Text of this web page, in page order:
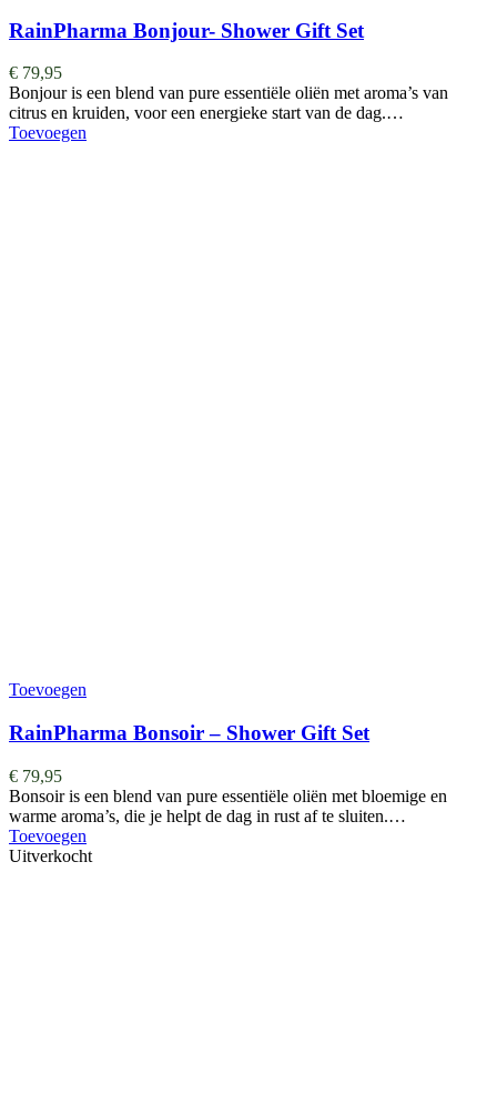
RainPharma Bonjour- Shower Gift Set
€ 79,95
Bonjour is een blend van pure essentiële oliën met aroma’s van
citrus en kruiden, voor een energieke start van de dag.…
Toevoegen
Toevoegen
RainPharma Bonsoir – Shower Gift Set
€ 79,95
Bonsoir is een blend van pure essentiële oliën met bloemige en
warme aroma’s, die je helpt de dag in rust af te sluiten.…
Toevoegen
Uitverkocht